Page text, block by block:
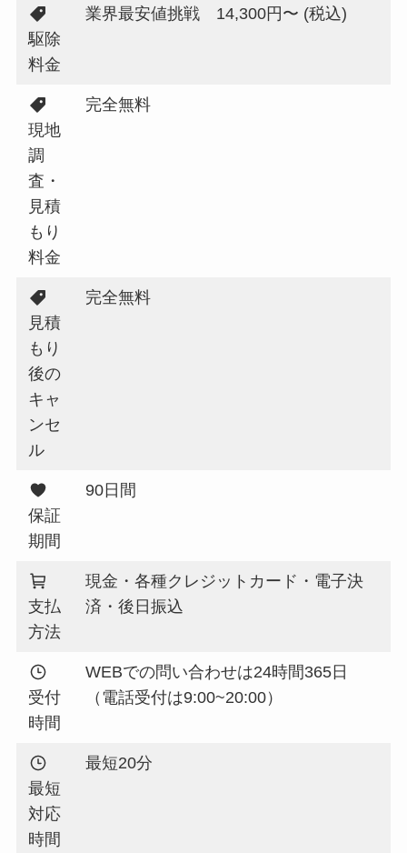
駆除
料金
業界最安値挑戦 14,300円〜 (税込)
現地
調
査・
見積
もり
料金
完全無料
見積
もり
後の
キャ
ンセ
ル
完全無料
保証
期間
90日間
支払
方法
現金・各種クレジットカード・電子決
済・後日振込
受付
時間
WEBでの問い合わせは24時間365日
（電話受付は9:00~20:00）
最短
対応
時間
最短20分